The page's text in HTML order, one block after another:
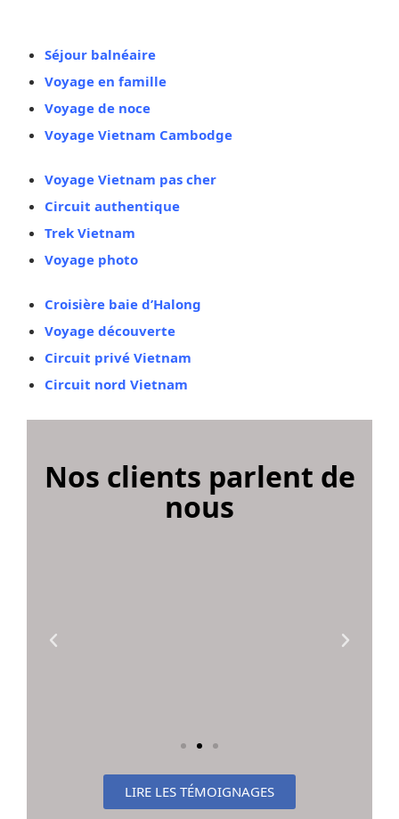
Séjour balnéaire
Voyage en famille
Voyage de noce
Voyage Vietnam Cambodge
Voyage Vietnam pas cher
Circuit authentique
Trek Vietnam
Voyage photo
Croisière baie d’Halong
Voyage découverte
Circuit privé Vietnam
Circuit nord Vietnam
Nos clients parlent de
nous
LIRE LES TÉMOIGNAGES